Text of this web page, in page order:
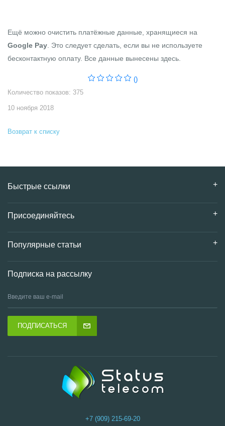
Ещё можно очистить платёжные данные, хранящиеся на
Google Pay . Это следует сделать, если вы не используете
бесконтактную оплату. Все данные вынесены здесь
()
Количество показов: 375
10 ноября 2018
Возврат к списку
Быстрые ссылки
Присоединяйтесь
Популярные статьи
Подписка на рассылку
ПОДПИСАТЬСЯ
+7 (909) 215-69-20